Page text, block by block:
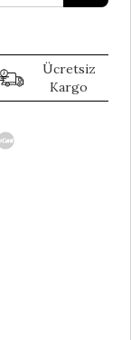
Ücretsiz
Kargo